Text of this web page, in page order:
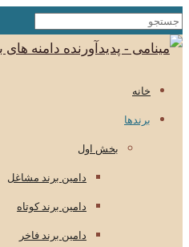
خانه
برندها
بخش اول
دامین برند مشاغل
دامین برند کوتاه
دامین برند فاخر